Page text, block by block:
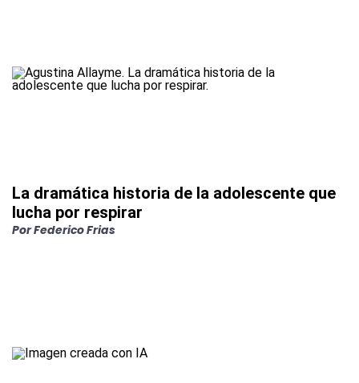
La dramática historia de la adolescente que
lucha por respirar
PorFederico Frias